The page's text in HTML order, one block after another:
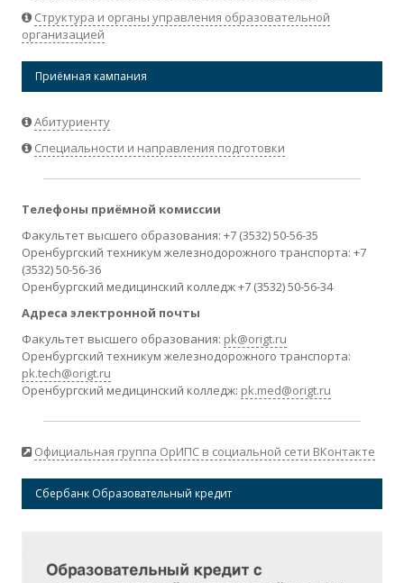
Структура и органы управления образовательной
организацией
Приёмная кампания
Абитуриенту
Специальности и направления подготовки
Телефоны приёмной комиссии
Факультет высшего образования: +7 (3532) 50-56-35
Оренбургский техникум железнодорожного транспорта: +7
(3532) 50-56-36
Оренбургский медицинский колледж +7 (3532) 50-56-34
Адреса электронной почты
Факультет высшего образования: pk@origt.ru
Оренбургский техникум железнодорожного транспорта:
pk.tech@origt.ru
Оренбургский медицинский колледж: pk.med@origt.ru
Официальная группа ОрИПС в социальной сети ВКонтакте
Сбербанк Образовательный кредит